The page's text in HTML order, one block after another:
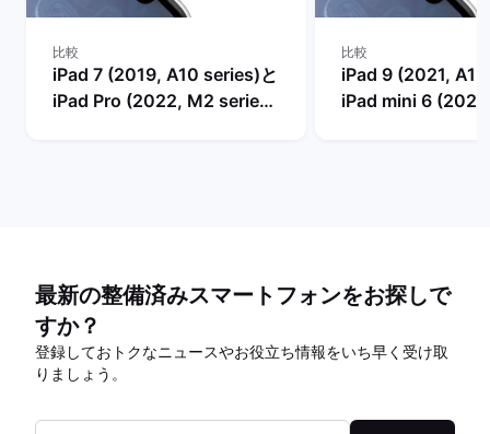
比較
iPad 7 (2019, A10 series)と
iPad Pro (2022, M2 series)
比較
iPad 9 (2021,
iPad mini 6
最新の整備済みスマートフォンをお探しで
すか？
登録しておトクなニュースやお役立ち情報をいち早く受け取
りましょう。